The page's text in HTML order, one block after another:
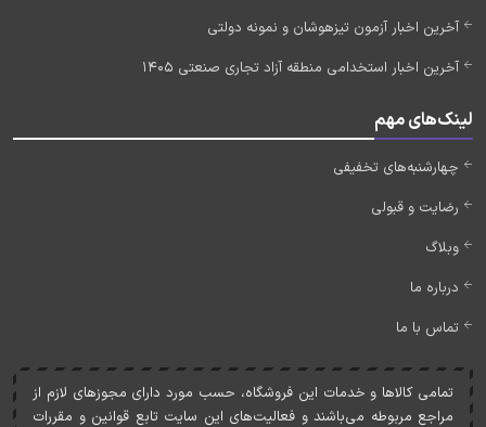
آخرین اخبار آزمون تیزهوشان و نمونه دولتی
آخرین اخبار استخدامی منطقه آزاد تجاری صنعتی 1405
لینک‌های مهم
چهارشنبه‌های تخفیفی
رضایت و قبولی
وبلاگ
درباره ما
تماس با ما
تمامی کالاها و خدمات اين فروشگاه، حسب مورد دارای مجوزهای لازم از
مراجع مربوطه می‌باشند و فعاليت‌های اين سايت تابع قوانين و مقررات